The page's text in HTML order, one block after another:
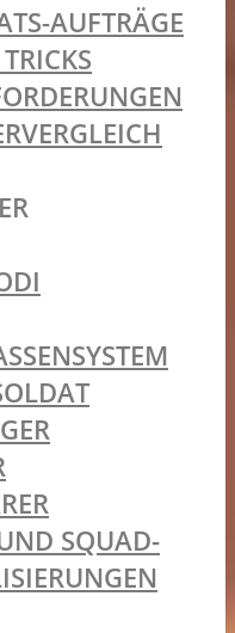
AUFTRÄGE
SQUAD-